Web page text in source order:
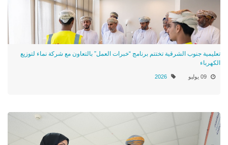
تعليمية جنوب الشرقية تختتم برنامج “خبرات العمل” بالتعاون مع شركة نماء لتوزيع
الكهرباء
09 يوليو 2026